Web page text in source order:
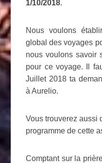
1/10/2018.
Nous voulons
global des voyages
nous voulons savoir
pour ce voyage. Il
Juillet 2018 ta
à Aurelio.
Vous trouverez aussi
programme de cette
Comptant sur la